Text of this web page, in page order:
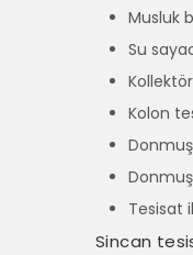
Musluk
Su
Kolon
Tesisat
Sincan